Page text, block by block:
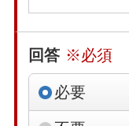
回答 ※必須
必要